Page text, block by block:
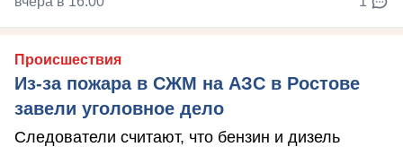
Происшествия
Из-за пожара в СЖМ на АЗС в Ростове
завели уголовное дело
Следователи считают, что бензин и дизель